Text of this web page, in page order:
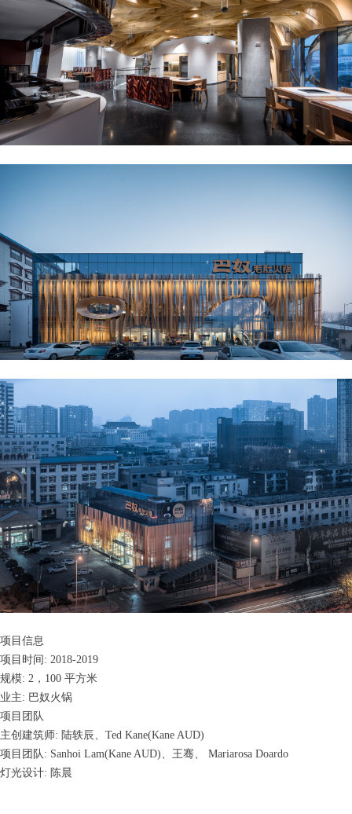
项目信息
项目时间: 2018-2019
规模: 2，100 平方米
业主: 巴奴火锅
项目团队
主创建筑师: 陆轶辰、Ted Kane(Kane AUD)
项目团队: Sanhoi Lam(Kane AUD)、王骞、 Mariarosa Doardo
灯光设计: 陈晨